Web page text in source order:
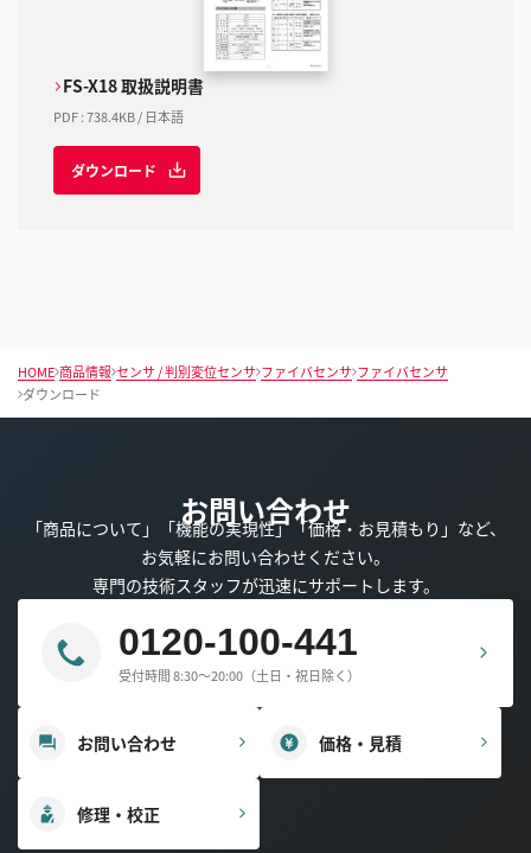
FS-X18 取扱説明書
PDF:738.4KB/ 日本語
ダウンロード
HOME 商品情報 センサ / 判別変位センサ ファイバセンサ ファイバセンサ
ダウンロード
お問い合わせ
「商品について」「機能の実現性」「価格・お見積もり」など、
お気軽にお問い合わせください。
専門の技術スタッフが迅速にサポートします。
0120-100-441
受付時間 8:30～20:00（土日・祝日除く）
お問い合わせ 価格・見積
修理・校正